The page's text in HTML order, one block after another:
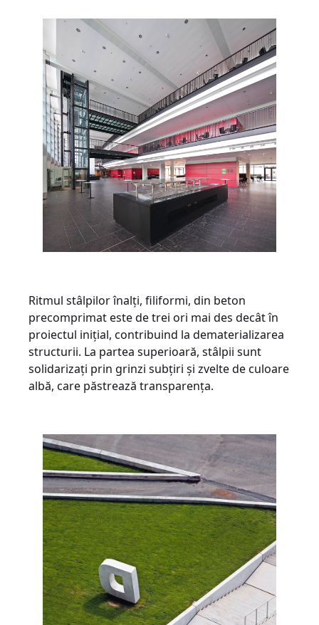
Ritmul stâlpilor înalți, filiformi, din beton
precomprimat este de trei ori mai des decât în
proiectul inițial, contribuind la dematerializarea
structurii. La partea superioară, stâlpii sunt
solidarizați prin grinzi subțiri și zvelte de culoare
albă, care păstrează transparența.